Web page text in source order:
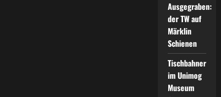
Ausgegraben:
der TW auf
Märklin
Schienen
Tischbahner
im Unimog
Museum